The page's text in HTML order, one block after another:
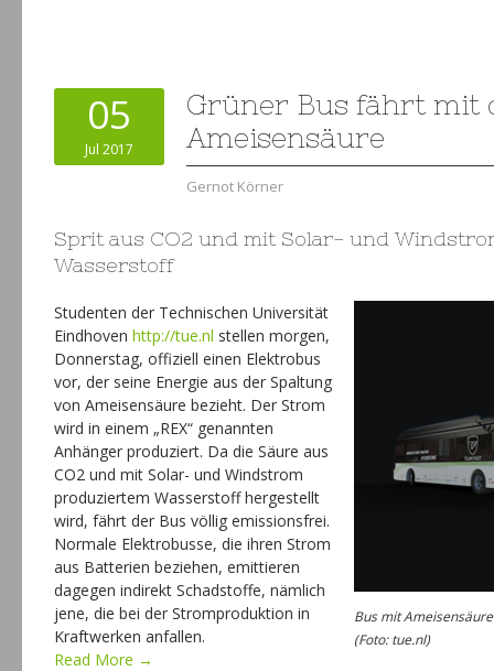
05
Jul 2017
Grüner Bus fährt mit
Ameisensäure
Gernot Körner
Sprit aus CO2 und mit Solar- und
Wasserstoff
Bus mit
(Foto: tue.nl)
Studenten der Technischen Universität
Eindhoven http://tue.nl stellen morgen,
Donnerstag, offiziell einen Elektrobus
vor, der seine Energie aus der Spaltung
von Ameisensäure bezieht. Der Strom
wird in einem „REX“ genannten
Anhänger produziert. Da die Säure aus
CO2 und mit Solar- und Windstrom
produziertem Wasserstoff hergestellt
wird, fährt der Bus völlig emissionsfrei.
Normale Elektrobusse, die ihren Strom
aus Batterien beziehen, emittieren
dagegen indirekt Schadstoffe, nämlich
jene, die bei der Stromproduktion in
Kraftwerken anfallen.
Read More →